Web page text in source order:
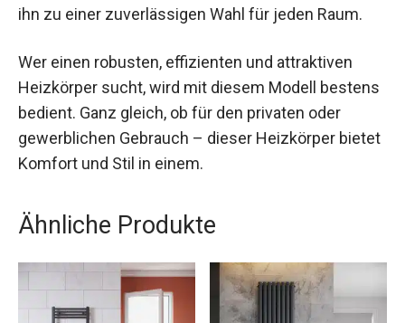
ihn zu einer zuverlässigen Wahl für jeden Raum.
Wer einen robusten, effizienten und attraktiven
Heizkörper sucht, wird mit diesem Modell bestens
bedient. Ganz gleich, ob für den privaten oder
gewerblichen Gebrauch – dieser Heizkörper bietet
Komfort und Stil in einem.
Ähnliche Produkte